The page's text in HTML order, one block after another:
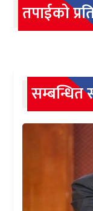
तपाईको
सम्बन्धित